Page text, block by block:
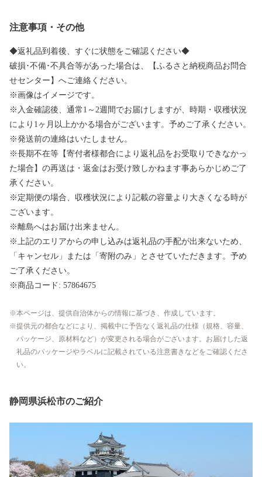
注意事項・その他
◆返礼品到着後、すぐに状態をご確認ください◆
破損･不備･不具合等があった場合は、【ふるさと納税商品お問合
せセンター】へご連絡ください。
※画像はイメージです。
※入金確認後、通常1～2週間でお届けしますが、時期・収穫状況
により1ヶ月以上かかる場合がございます。予めご了承ください。
※発送前の連絡はいたしません。
※長期不在等【寄付者様都合により返礼品をお受取りできなかっ
た場合】の再送は・返金はお受け致しかねます事あらかじめご了
承ください。
※定期便の場合、収穫状況により記載の容量より大きくなる時が
ございます。
※離島へはお届け出来ません。
※上記のエリアからの申し込みは返礼品の手配が出来ないため、
「キャンセル」または「寄附のみ」とさせていただきます。予め
ご了承ください。
※商品コード: 57864675
本ページは、提供自治体からの情報に基づき、作成しています。
提供元の都合などにより、掲載中に予告なく返礼品の仕様（規格、容量、
パッケージ、原材料など）が変更される場合がございます。お届けした返
礼品のパッケージやラベルに記載されている注意書きなどをご確認くださ
い。
静岡県浜松市のご紹介